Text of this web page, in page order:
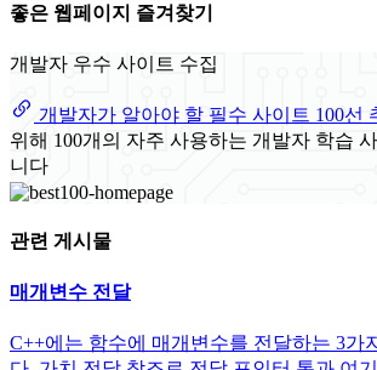
좋은 웹페이지 즐겨찾기
개발자 우수 사이트 수집
개발자가 알아야 할 필수 사이트 100선
위해 100개의 자주 사용하는 개발자 학습
니다
관련 게시물
매개변수 전달
C++에는 함수에 매개변수를 전달하는 3가